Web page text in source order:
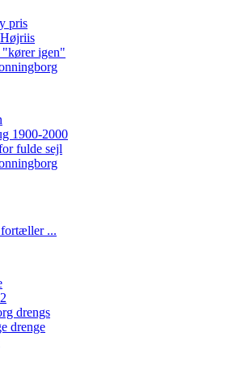
pris
"kører igen"
1900-2000
fulde sejl
...
drengs
drenge